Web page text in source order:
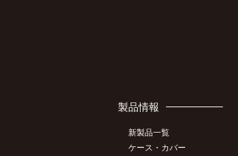
製品情報
新製品一覧
ケース・カバー